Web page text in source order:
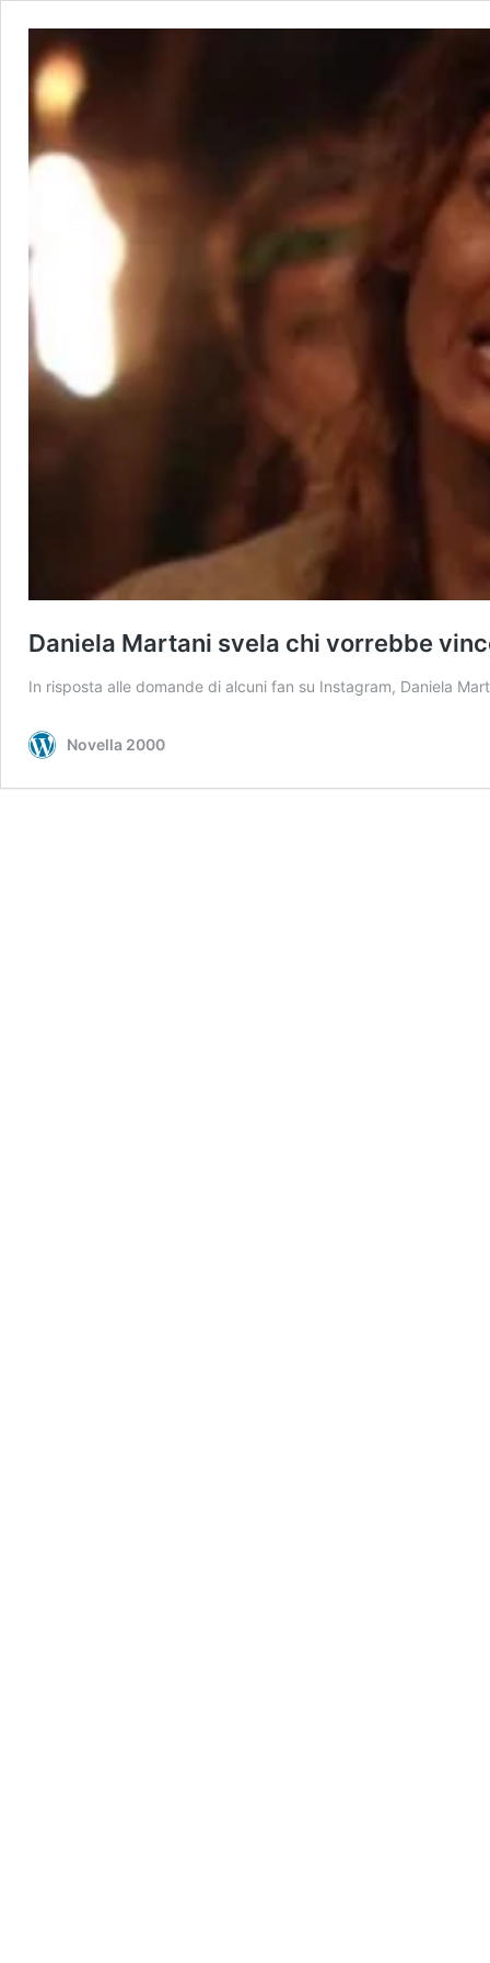
Daniela Martani svela chi vorrebbe
In risposta alle domande di alcuni fan su Instagram, Daniela
Novella 2000